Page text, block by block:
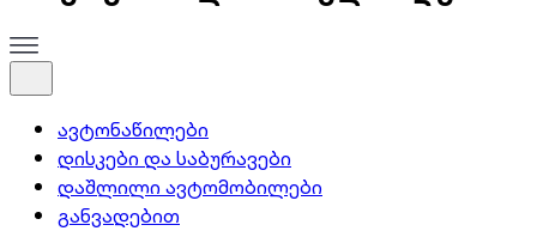
ავტონაწილები
დისკები და საბურავები
დაშლილი ავტომობილები
განვადებით